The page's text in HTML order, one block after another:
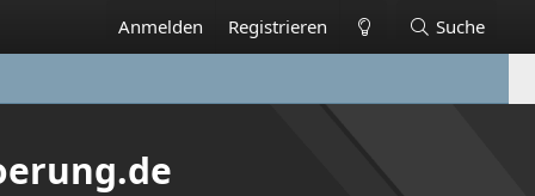
Anmelden Registrieren Suche